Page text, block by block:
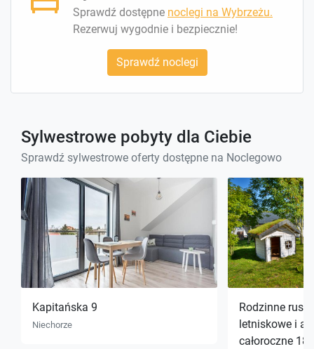
Sprawdź dostępne noclegi na Wybrzeżu.
Rezerwuj wygodnie i bezpiecznie!
Sprawdź noclegi
Sylwestrowe pobyty dla Ciebie
Sprawdź sylwestrowe oferty dostępne na Noclegowo
Kapitańska 9
Niechorze
Rodzinne
letniskowe i
całoroczne